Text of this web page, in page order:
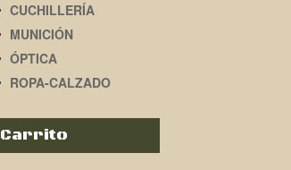
CUCHILLERÍA
MUNICIÓN
ÓPTICA
ROPA-CALZADO
Carrito